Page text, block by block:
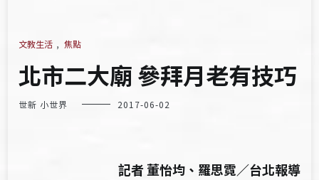
文教生活 , 焦點
北市二大廟 參拜月老有技巧
世新 小世界 2017-06-02
記者 董怡均、羅思霓／台北報導